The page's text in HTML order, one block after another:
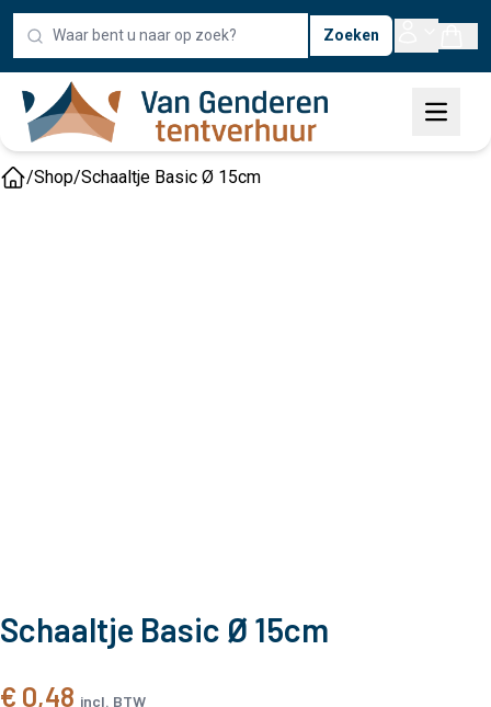
Zoeken
/Shop/Schaaltje Basic Ø 15cm
Schaaltje Basic Ø 15cm
€ 0,48 incl. BTW